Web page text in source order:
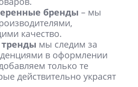
бренды – мы
качество.
мы следим за
в оформлении
только те
действительно украсят